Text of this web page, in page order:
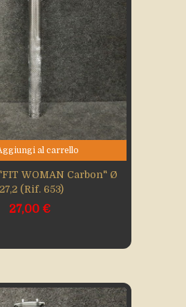
al carrello
WOMAN Carbon" Ø
27,2 (rif. 653)
27,00 €